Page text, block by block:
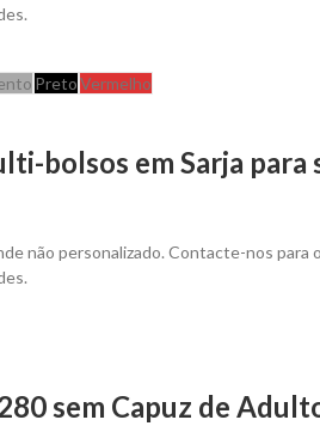
PretoVermelho
bolsos em Sarja para
não personalizado. Contacte-nos para
sem Capuz de